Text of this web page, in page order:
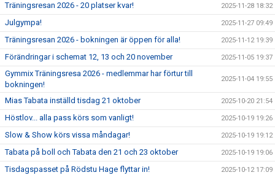
Träningsresan 2026 - 20 platser kvar! 2025-11-28 18:32
Julgympa! 2025-11-27 09:49
Träningsresan 2026 - bokningen är öppen för alla! 2025-11-12 19:39
Förändringar i schemat 12, 13 och 20 november 2025-11-05 19:37
Gymmix Träningsresa 2026 - medlemmar har förtur till
bokningen!
2025-11-04 19:55
Mias Tabata inställd tisdag 21 oktober 2025-10-20 21:54
Höstlov... alla pass körs som vanligt! 2025-10-19 19:26
Slow & Show körs vissa måndagar! 2025-10-19 19:12
Tabata på boll och Tabata den 21 och 23 oktober 2025-10-19 19:06
Tisdagspasset på Rödstu Hage flyttar in! 2025-10-12 17:09